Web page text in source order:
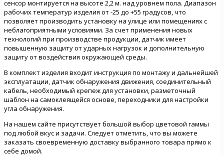
сенсор монтируется на высоте 2,2 м. над уровнем пола. Диапазон
рабочих температур изделия от -25 до +55 градусов, что
позволяет производить установку на улице или помещениях с
неблагоприятными условиями. За счет применения новых
технологий при производстве продукции, датчик имеет
повышенную защиту от ударных нагрузок и дополнительную
защиту от воздействия окружающей среды.
В комплект изделия входит инструкция по монтажу и дальнейшей
эксплуатации, датчик обнаружения движения, соединительный
кабель, необходимый крепеж для установки, разметочный
шаблон на самоклеящейся основе, переходники для настройки
угла обнаружения.
На нашем сайте присутствует большой выбор цветовой гаммы
под любой вкус и задачи. Следует отметить, что вы можете
заказать своевременную доставку выбранного товара прямо к
себе домой.